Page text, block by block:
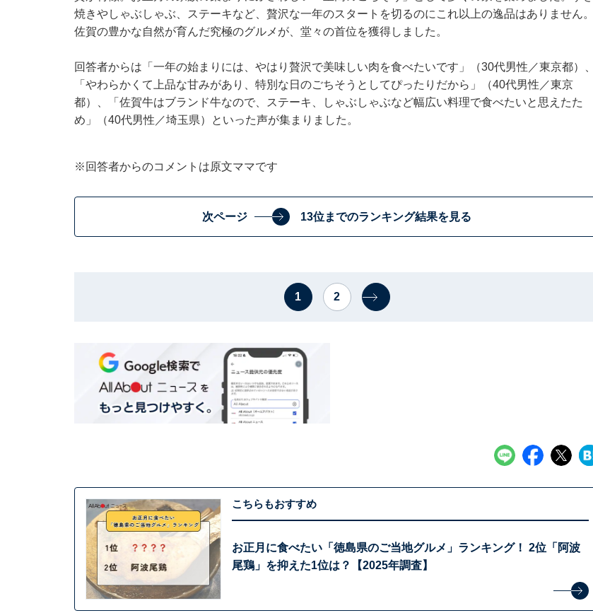
焼きやしゃぶしゃぶ、ステーキなど、贅沢な一年のスタートを切るのにこれ以上の逸品はありません。
佐賀の豊かな自然が育んだ究極のグルメが、堂々の首位を獲得しました。
回答者からは「一年の始まりには、やはり贅沢で美味しい肉を食べたいです」（30代男性／東京都）、
「やわらかくて上品な甘みがあり、特別な日のごちそうとしてぴったりだから」（40代男性／東京
都）、「佐賀牛はブランド牛なので、ステーキ、しゃぶしゃぶなど幅広い料理で食べたいと思えたた
め」（40代男性／埼玉県）といった声が集まりました。
※回答者からのコメントは原文ママです
次ページ 13位までのランキング結果を見る
1 2
こちらもおすすめ
お正月に食べたい「徳島県のご当地グルメ」ランキング！ 2位「阿波
尾鶏」を抑えた1位は？【2025年調査】